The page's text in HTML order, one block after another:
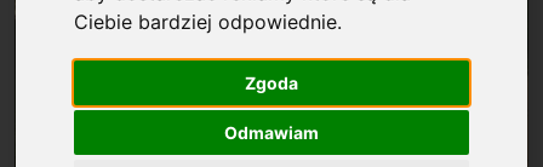
Ciebie bardziej odpowiednie.
Zgoda
Odmawiam